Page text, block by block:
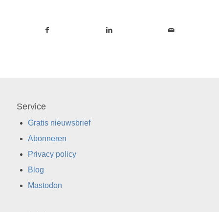
Service
Gratis nieuwsbrief
Abonneren
Privacy policy
Blog
Mastodon